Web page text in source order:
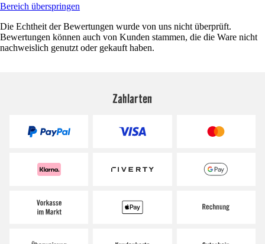
Bereich überspringen
Die Echtheit der Bewertungen wurde von uns nicht überprüft.
Bewertungen können auch von Kunden stammen, die die Ware nicht
nachweislich genutzt oder gekauft haben.
Zahlarten